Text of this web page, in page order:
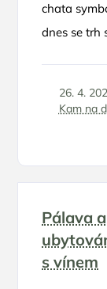
chata
dnes se trh
sekání
po
26. 4.
Kam na
Pálava
s vínem